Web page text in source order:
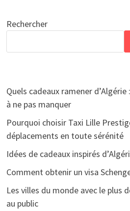
Rechercher
Quels cadeaux ramener
à ne pas manquer
Pourquoi choisir Taxi Lille
déplacements en toute sérénité
Idées de cadeaux inspirés
Comment obtenir un visa
Les villes du monde avec le plus
au public